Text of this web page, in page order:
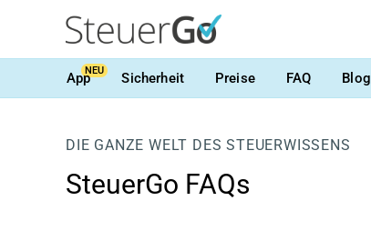
AppNEU Sicherheit Preise FAQ Blog
DIE GANZE WELT DES STEUERWISSENS
SteuerGo FAQs